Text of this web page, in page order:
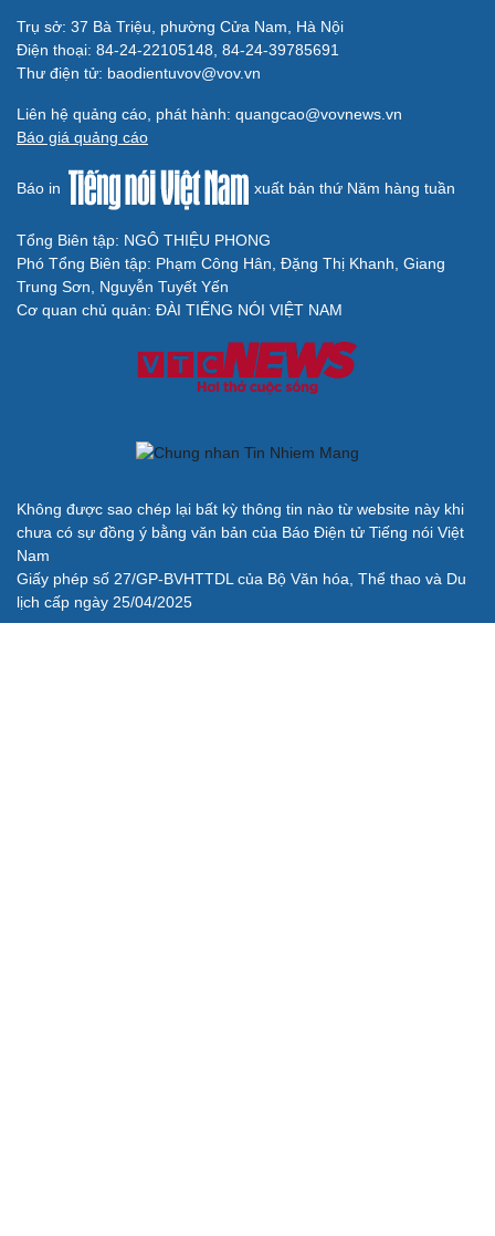
Trụ sở: 37 Bà Triệu, phường Cửa Nam, Hà Nội
Điện thoại: 84-24-22105148, 84-24-39785691
Thư điện tử: baodientuvov@vov.vn
Liên hệ quảng cáo, phát hành: quangcao@vovnews.vn
Báo giá quảng cáo
Báo in xuất bản thứ Năm hàng tuần
Tổng Biên tập: NGÔ THIỆU PHONG
Phó Tổng Biên tập: Phạm Công Hân, Đặng Thị Khanh, Giang
Trung Sơn, Nguyễn Tuyết Yến
Cơ quan chủ quản: ĐÀI TIẾNG NÓI VIỆT NAM
Không được sao chép lại bất kỳ thông tin nào từ website này khi
chưa có sự đồng ý bằng văn bản của Báo Điện tử Tiếng nói Việt
Nam
Giấy phép số 27/GP-BVHTTDL của Bộ Văn hóa, Thể thao và Du
lịch cấp ngày 25/04/2025